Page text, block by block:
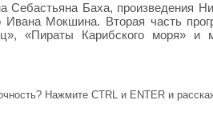
Себастьяна Баха, произведения
Мокшина. Вторая часть
«Пираты Карибского моря» и
Нажмите CTRL и ENTER и